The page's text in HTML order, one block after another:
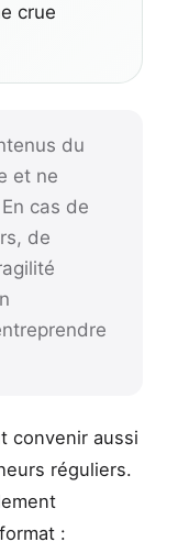
crue
du
et ne
cas de
de
convenir aussi
réguliers.
: